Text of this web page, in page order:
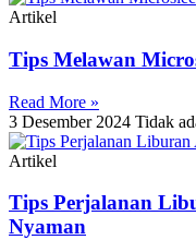
Artikel
Tips Melawan
Read More »
3 Desember 2024 Tidak
Artikel
Tips Perjalanan
Nyaman